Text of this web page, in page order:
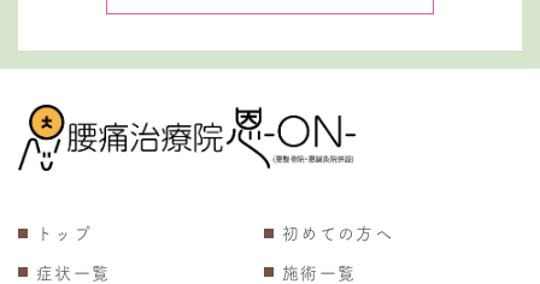
トップ
初めての方へ
症状一覧
施術一覧